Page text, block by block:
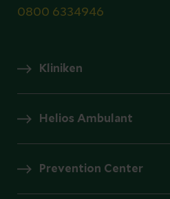
0800 6334946
Kliniken
Helios Ambulant
Prevention Center